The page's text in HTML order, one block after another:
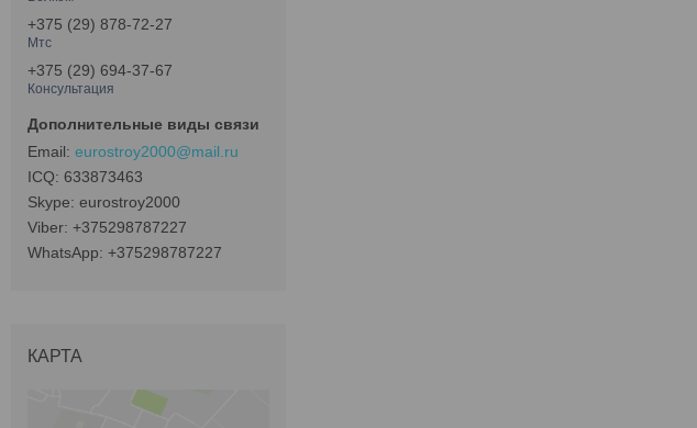
+375 (29) 878-72-27
Мтс
+375 (29) 694-37-67
Консультация
eurostroy2000@mail.ru
633873463
eurostroy2000
+375298787227
+375298787227
КАРТА